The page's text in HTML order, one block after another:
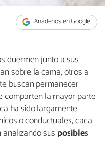
Añádenos en Google
duermen junto a sus
sobre la cama, otros a
buscan permanecer
comparten la mayor parte
ha sido largamente
o conductuales, cada
sus posibles